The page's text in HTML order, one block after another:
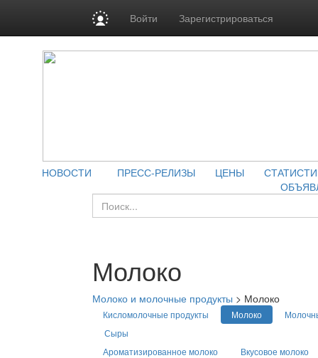
Войти Зарегистрироваться
НОВОСТИ ПРЕСС-РЕЛИЗЫ ЦЕНЫ
Молоко
Молоко и молочные продукты > Молоко
Кисломолочные продукты Молоко
Сыры
Ароматизированное молоко
Вкусовое молоко